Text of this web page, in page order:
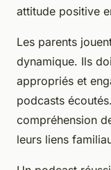
attitude positive
Les parents
dynamique. Ils
appropriés et
podcasts
compréhension
leurs liens